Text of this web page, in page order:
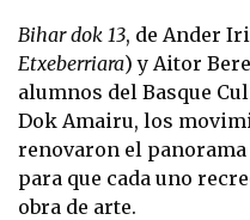
Bihar dok 13, de Ander
Etxeberriara) y Aitor
alumnos del Basque
Dok Amairu, los
renovaron el
para que cada uno
obra de arte.